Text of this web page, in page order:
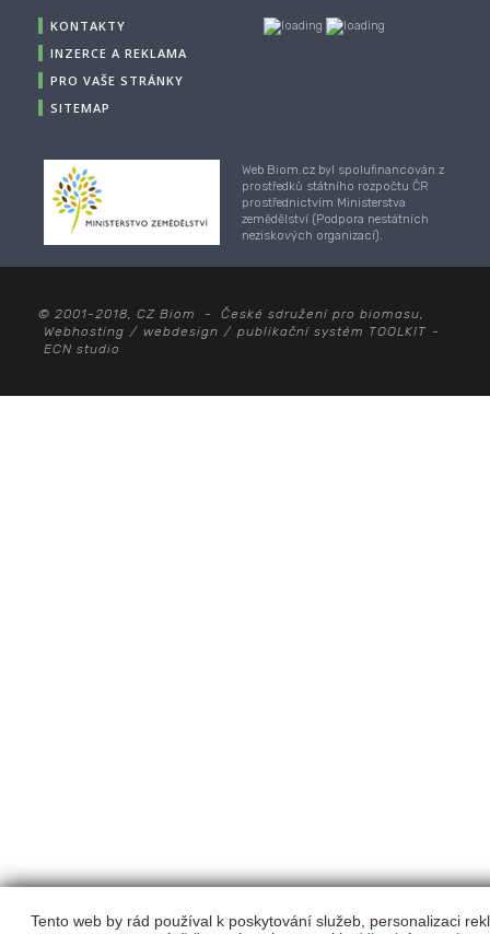
Tento web by rád používal k poskytování služeb, personalizaci
KONTAKTY
INZERCE A REKLAMA
PRO VAŠE STRÁNKY
SITEMAP
Web Biom.cz byl spolufinancován z
prostředků státního rozpočtu ČR
prostřednictvím Ministerstva
zemědělství (Podpora nestátních
neziskových organizací).
© 2001-2018, CZ Biom - České sdružení pro biomasu,
Webhosting / webdesign / publikační systém TOOLKIT -
ECN studio